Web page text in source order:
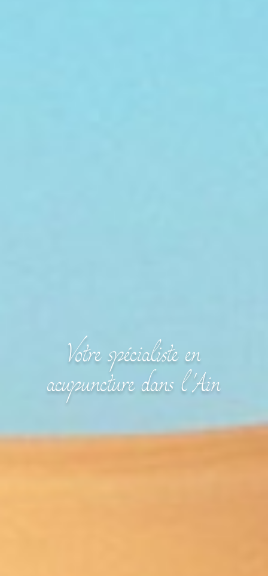
Votre spécialiste en
acupuncture dans l'Ain